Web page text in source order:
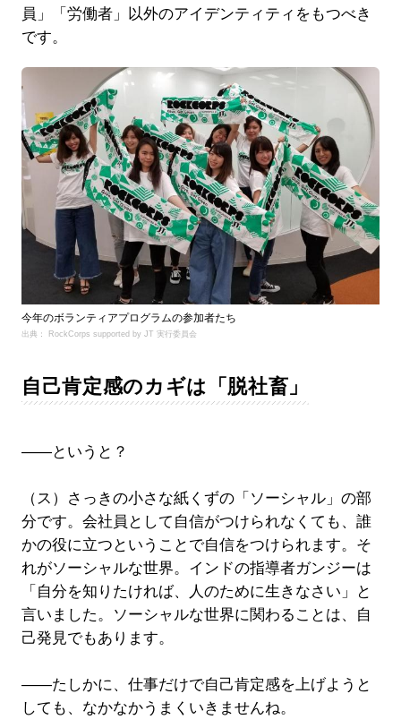
員」「労働者」以外のアイデンティティをもつべき
です。
今年のボランティアプログラムの参加者たち
出典： RockCorps supported by JT 実行委員会
自己肯定感のカギは「脱社畜」
――というと？
（ス）さっきの小さな紙くずの「ソーシャル」の部
分です。会社員として自信がつけられなくても、誰
かの役に立つということで自信をつけられます。そ
れがソーシャルな世界。インドの指導者ガンジーは
「自分を知りたければ、人のために生きなさい」と
言いました。ソーシャルな世界に関わることは、自
己発見でもあります。
――たしかに、仕事だけで自己肯定感を上げようと
しても、なかなかうまくいきませんね。